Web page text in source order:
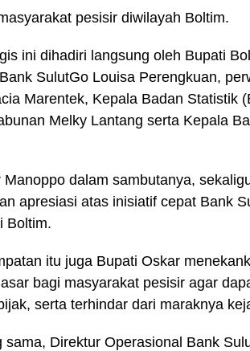
pesisir diwilayah Boltim.
ini dihadiri langsung oleh Bupati
SulutGo Louisa Perengkuan,
Marentek, Kepala Badan Statistik
Melky Lantang serta Kepala
Manoppo dalam sambutanya,
apresiasi atas inisiatif cepat Bank
Boltim.
itu juga Bupati Oskar
bagi masyarakat pesisir agar
serta terhindar dari maraknya
sama, Direktur Operasional Bank